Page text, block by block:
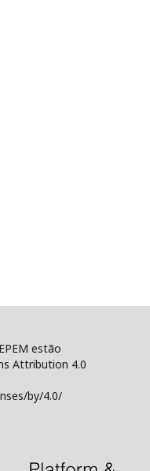
estão
Attribution 4.0
by/4.0/